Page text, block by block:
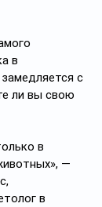
в
замедляется с
ли вы свою
в
—
в